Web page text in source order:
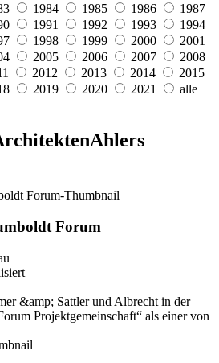
1984 1985 1986
1987
1991 1992 1993
1994
1998 1999 2000
2001
2005 2006 2007
2008
2012 2013 2014
2015
2019 2020 2021 alle
Ahlers
Forum
&amp; Sattler und Albrecht in der
Projektgemeinschaft“ als einer von